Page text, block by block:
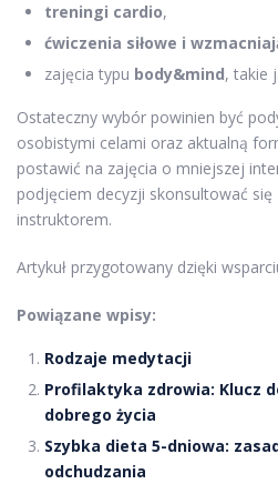
treningi cardio,
ćwiczenia siłowe i
zajęcia typu body&mind, takie
Ostateczny wybór powinien być
osobistymi celami oraz aktualną
postawić na zajęcia o mniejszej
podjęciem decyzji skonsultować
instruktorem.
Artykuł przygotowany dzięki
Powiązane wpisy:
Rodzaje medytacji
Profilaktyka zdrowia: Klucz
dobrego życia
Szybka dieta 5-dniowa:
odchudzania